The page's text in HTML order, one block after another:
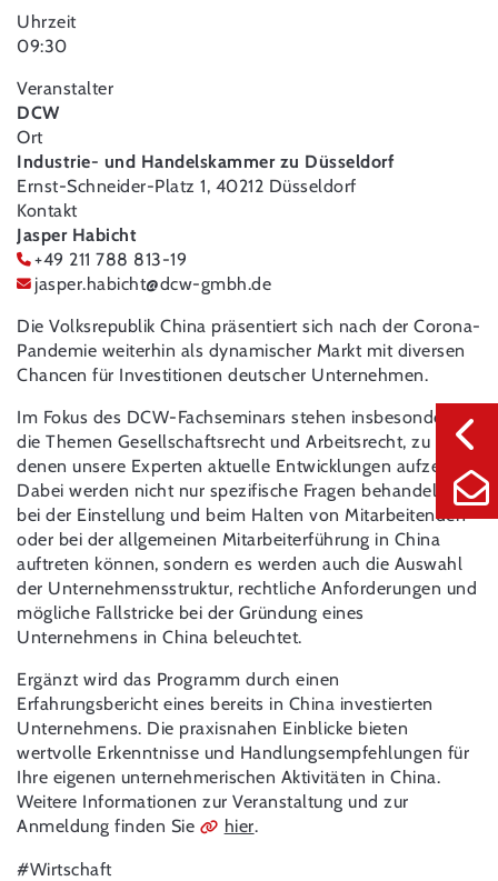
Uhrzeit
09:30
Veranstalter
DCW
Ort
Industrie- und Handelskammer zu Düsseldorf
Ernst-Schneider-Platz 1, 40212 Düsseldorf
Kontakt
Jasper Habicht
+49 211 788 813-19
jasper.habicht@dcw-gmbh.de
Die Volksrepublik China präsentiert sich nach der Corona-
Pandemie weiterhin als dynamischer Markt mit diversen
Chancen für Investitionen deutscher Unternehmen.
Im Fokus des DCW-Fachseminars stehen insbesondere
die Themen Gesellschaftsrecht und Arbeitsrecht, zu
denen unsere Experten aktuelle Entwicklungen aufzeigen.
Dabei werden nicht nur spezifische Fragen behandelt, die
bei der Einstellung und beim Halten von Mitarbeitenden
oder bei der allgemeinen Mitarbeiterführung in China
auftreten können, sondern es werden auch die Auswahl
der Unternehmensstruktur, rechtliche Anforderungen und
mögliche Fallstricke bei der Gründung eines
Unternehmens in China beleuchtet.
Ergänzt wird das Programm durch einen
Erfahrungsbericht eines bereits in China investierten
Unternehmens. Die praxisnahen Einblicke bieten
wertvolle Erkenntnisse und Handlungsempfehlungen für
Ihre eigenen unternehmerischen Aktivitäten in China.
Weitere Informationen zur Veranstaltung und zur
Anmeldung finden Sie
hier.
#Wirtschaft